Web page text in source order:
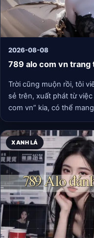
2026-08-08
789 alo com vn trang
Trời cũng muộn rồi, tôi
sẻ trên, xuất phát từ
com vn” kia, có thể
hơn. Dù lựa chọn cuối
biết của chính bạn vẫn
những giây phút giải trí
XANH LÁ